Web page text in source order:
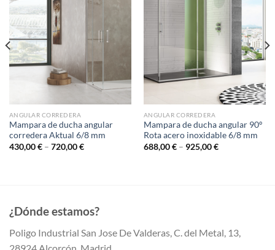
ANGULAR CORREDERA
Mampara de ducha angular
corredera Aktual 6/8 mm
430,00€– 720,00€
ANGULAR CORREDERA
Mampara de ducha angular 90º
Rota acero inoxidable 6/8 mm
688,00€– 925,00€
¿Dónde estamos?
Poligo Industrial San Jose De Valderas, C. del Metal, 13,